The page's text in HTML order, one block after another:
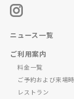
ニュース一覧
ご利用案内
料金一覧
ご予約および来場
レストラン